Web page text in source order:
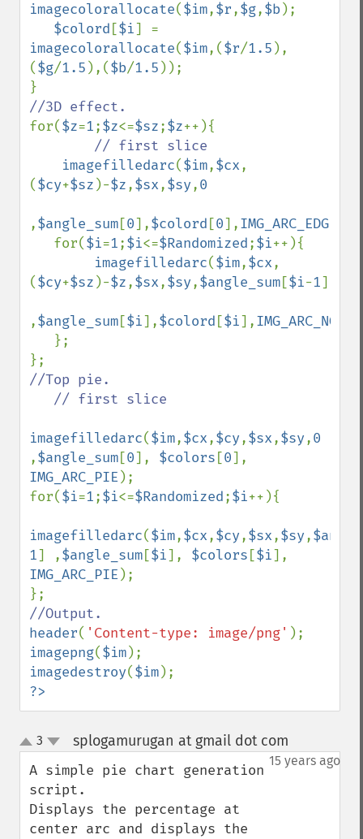
imagecolorallocate($im,$r,$g,$b);
$colord [$i
imagecolorallocate($im,($r/1.5 ),
($g/1.5 ),($b/1.5 ));
for($z=1;$z<=$sz;$z++){
// first slice
imagefilledarc($im,$cx,
($cy+$sz )-$z,$sx,$sy,0
,$angle_sum[0],$colord [0],IMG_ARC_EDGED
   for(
$i=1;$i<=$Randomized;$i++){
imagefilledarc($im,$cx,
($cy+$sz )-$z,$sx,$sy,$angle_sum[$i-1]
,$angle_sum[$i],$colord [$i],
//Top pie.
imagefilledarc($im,$cx,$cy,$sx,$sy,
,$angle_sum[0], $colors [0
IMG_ARC_PIE );
for($i=1;$i<=$Randomized;$i++){
imagefilledarc($im,$cx,$cy,$sx,$sy,
1] ,$angle_sum[$i], $colors [$i
IMG_ARC_PIE );
header( 'Content-type: image/png'
imagepng($im
imagedestroy($im
?>
up
down
3 splogamurugan at gmail dot com
15 years ago
A simple pie chart generation
script.
Displays the percentage at
center arc and displays the